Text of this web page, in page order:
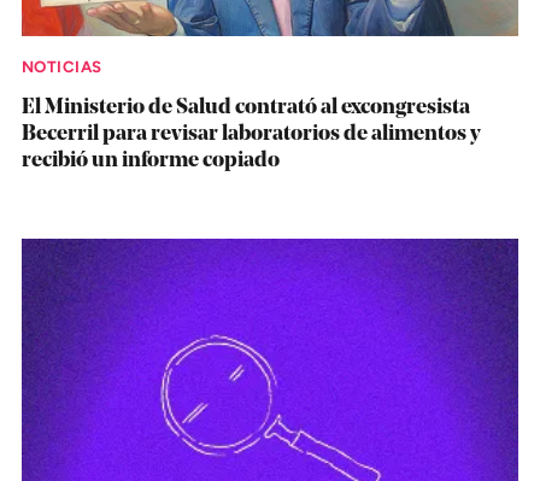
NOTICIAS
El Ministerio de Salud contrató al excongresista
Becerril para revisar laboratorios de alimentos y
recibió un informe copiado